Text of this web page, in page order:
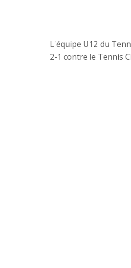
L'équipe U12 du
2-1 contre le Tennis